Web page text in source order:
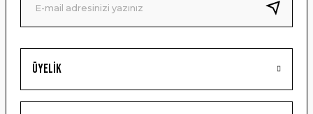
Bu ürüne benzer farklı alternatifler olmalı.
Gönder
Üyelik